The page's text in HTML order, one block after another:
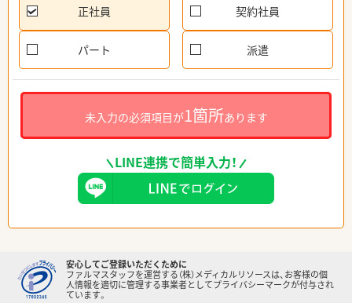
正社員 契約社員
パート 派遣
未入力の必須項目が1箇所あります
LINE連携で簡単入力！
安心してご登録いただくために
ファルマスタッフを運営する（株）メディカルリソースは、お客様の個
人情報を適切に管理する事業者としてプライバシーマークが付与され
ています。